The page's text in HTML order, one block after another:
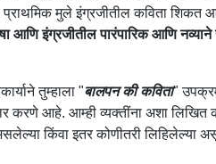
मुले इंग्रजीतील कविता
आणि इंग्रजीतील पारंपारिक आणि
तुम्हाला "बालपन की कविता"
करणे आहे. आम्ही व्यक्तींना अशा लिखित
किंवा इतर कोणीतरी लिहिलेल्या